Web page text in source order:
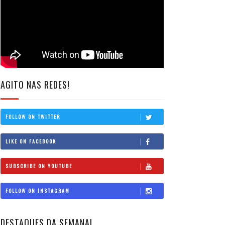
AGITO NAS REDES!
FOLLOW ON TWITTER
LIKE ON FACEBOOK
SUBSCRIBE ON YOUTUBE
FOLLOW ON INSTAGRAM
DESTAQUES DA SEMANA!